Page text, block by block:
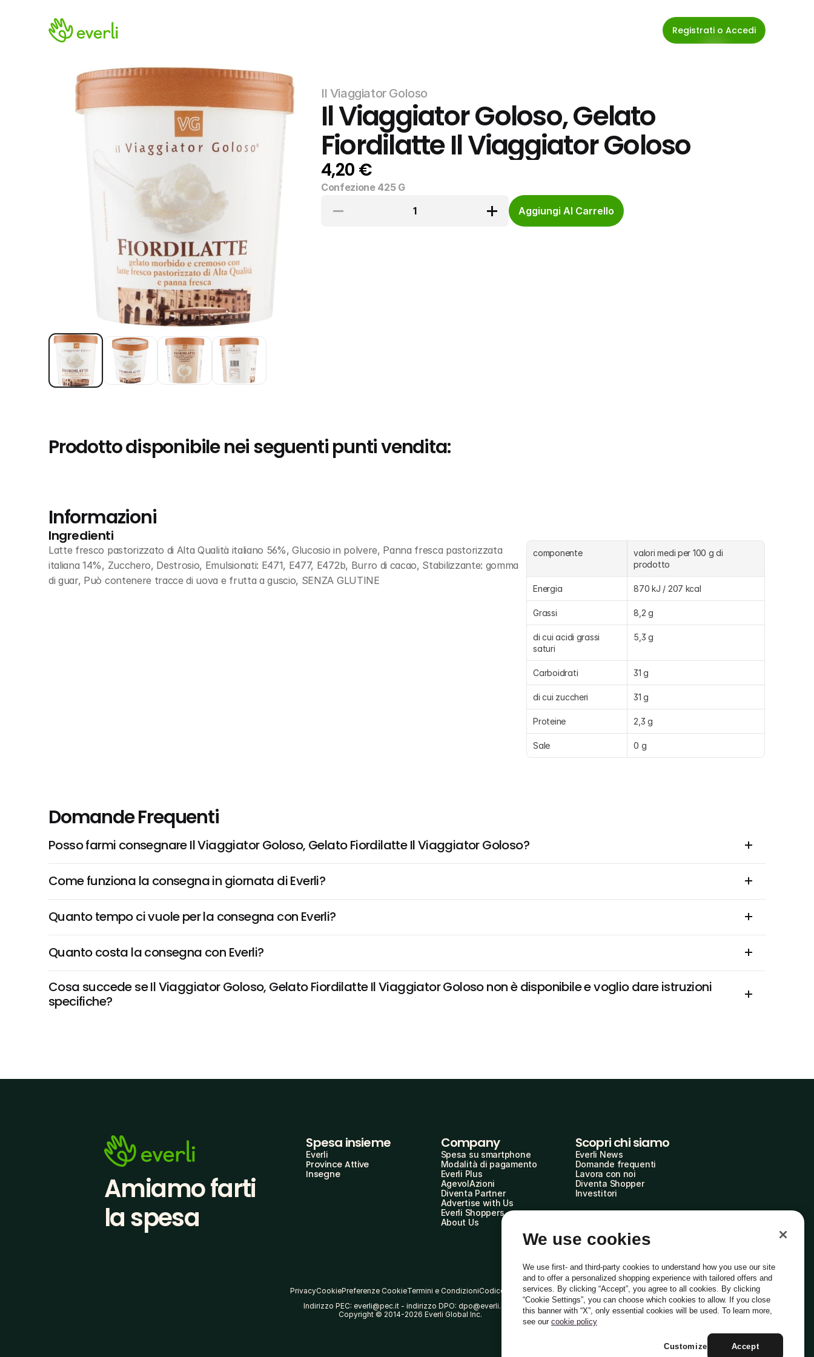
Registrati o Accedi
Il Viaggiator Goloso
Il Viaggiator Goloso, Gelato
Fiordilatte Il Viaggiator Goloso
4,20 €
Confezione 425 G
1
Aggiungi Al Carrello
Prodotto disponibile nei seguenti punti vendita:
Informazioni
Ingredienti
Latte fresco pastorizzato di Alta Qualità italiano 56%, Glucosio in polvere, Panna fresca pastorizzata
italiana 14%, Zucchero, Destrosio, Emulsionati: E471, E477, E472b, Burro di cacao, Stabilizzante: gomma
di guar, Può contenere tracce di uova e frutta a guscio, SENZA GLUTINE
componente
valori medi per 100 g di
prodotto
Energia 870 kJ / 207 kcal
Grassi 8,2 g
di cui acidi grassi
saturi
5,3 g
Carboidrati 31 g
di cui zuccheri 31 g
Proteine 2,3 g
Sale 0 g
Domande Frequenti
Posso farmi consegnare Il Viaggiator Goloso, Gelato Fiordilatte Il Viaggiator Goloso?
Come funziona la consegna in giornata di Everli?
Quanto tempo ci vuole per la consegna con Everli?
Quanto costa la consegna con Everli?
Cosa succede se Il Viaggiator Goloso, Gelato Fiordilatte Il Viaggiator Goloso non è disponibile e voglio dare istruzioni
specifiche?
Amiamo farti
la spesa
Spesa insieme
Everli
Province Attive
Insegne
Company
Spesa su smartphone
Modalità di pagamento
Everli Plus
AgevolAzioni
Diventa Partner
Advertise with Us
Everli Shoppers
About Us
Scopri chi siamo
Everli News
Domande frequenti
Lavora con noi
Diventa Shopper
Investitori
PrivacyCookiePreferenze CookieTermini e CondizioniCodice Etico
Indirizzo PEC: everli@pec.it - indirizzo DPO: dpo@everli.com
Copyright © 2014-2026 Everli Global Inc.
Italiano
We use cookies
We use first- and third-party cookies to understand how you use our site
and to offer a personalized shopping experience with tailored offers and
services. By clicking “Accept”, you agree to all cookies. By clicking
“Cookie Settings”, you can choose which cookies to allow. If you close
this banner with “X”, only essential cookies will be used. To learn more,
see our cookie policy
Accept
Customize